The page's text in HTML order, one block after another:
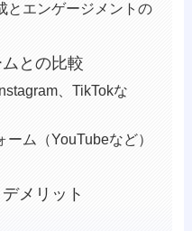
とエンゲージメントの
との比較
、TikTokな
ム（YouTubeなど）
メリット